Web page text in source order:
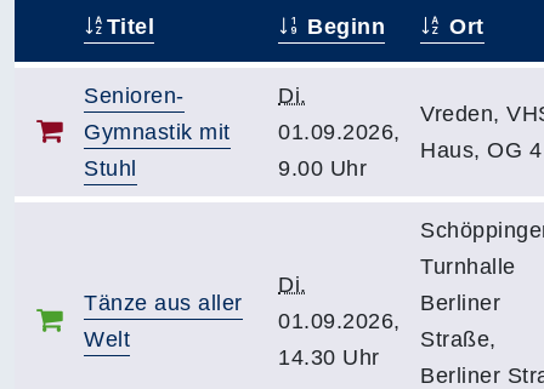
Titel Beginn Ort
Senioren-
Gymnastik mit
Stuhl
Di.
01.09.2026,
9.00 Uhr
Vreden,
Haus, OG 4
Tänze aus aller
Welt
Di.
01.09.2026,
14.30 Uhr
Turnhalle
Berliner
Straße,
Berliner